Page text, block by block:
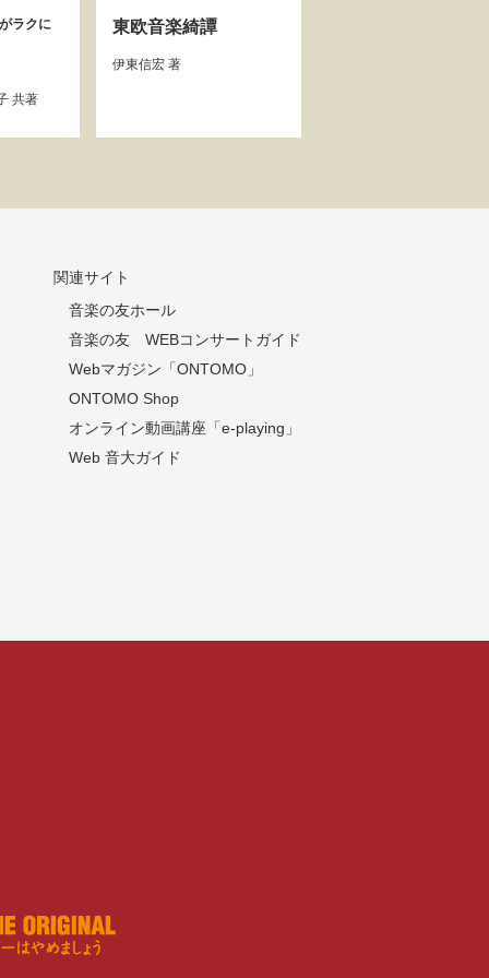
ラクに
共著
東欧音楽綺譚
伊東信宏 著
関連サイト
音楽の友ホール
音楽の友 WEBコンサートガイド
Webマガジン「ONTOMO」
ONTOMO Shop
オンライン動画講座「e-playing」
Web 音大ガイド